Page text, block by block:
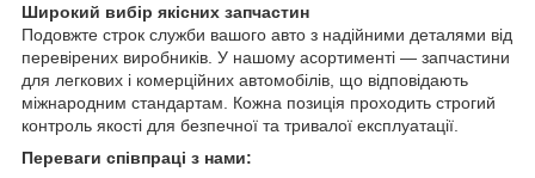
Широкий вибір якісних запчастин
Подовжте строк служби вашого авто з надійними деталями від
перевірених виробників. У нашому асортименті — запчастини
для легкових і комерційних автомобілів, що відповідають
міжнародним стандартам. Кожна позиція проходить строгий
контроль якості для безпечної та тривалої експлуатації.
Переваги співпраці з нами: